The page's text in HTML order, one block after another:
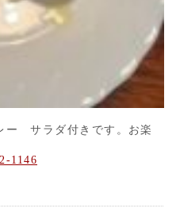
ー サラダ付きです。お楽
1146